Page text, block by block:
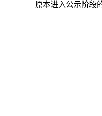
原本进入公示阶段